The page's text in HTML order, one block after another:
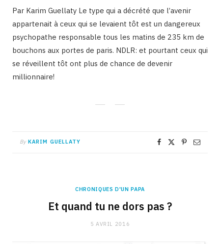
Par Karim Guellaty Le type qui a décrété que l’avenir
appartenait à ceux qui se levaient tôt est un dangereux
psychopathe responsable tous les matins de 235 km de
bouchons aux portes de paris. NDLR: et pourtant ceux qui
se réveillent tôt ont plus de chance de devenir
millionnaire!
By KARIM GUELLATY
CHRONIQUES D'UN PAPA
Et quand tu ne dors pas ?
5 AVRIL 2016